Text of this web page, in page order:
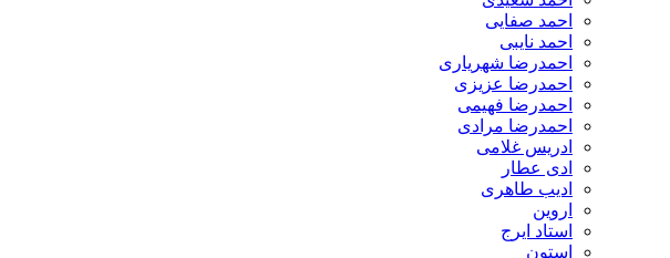
احمد صفایی
احمد نایبی
احمدرضا شهریاری
احمدرضا عزیزی
احمدرضا فهیمی
احمدرضا مرادی
ادریس غلامی
ادی عطار
ادیب طاهری
اروین
استاد ایرج
استون